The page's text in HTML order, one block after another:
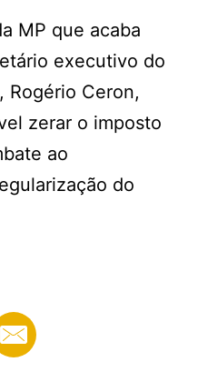
MP que acaba
executivo do
Rogério Ceron,
zerar o imposto
ao
do